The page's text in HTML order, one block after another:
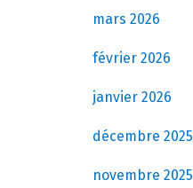
mars 2026
février 2026
janvier 2026
décembre 2025
novembre 2025